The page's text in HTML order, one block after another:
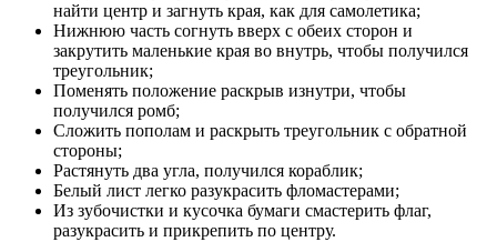
найти центр и загнуть края, как для самолетика;
Нижнюю часть согнуть вверх с обеих сторон и
закрутить маленькие края во внутрь, чтобы получился
треугольник;
Поменять положение раскрыв изнутри, чтобы
получился ромб;
Сложить пополам и раскрыть треугольник с обратной
стороны;
Растянуть два угла, получился кораблик;
Белый лист легко разукрасить фломастерами;
Из зубочистки и кусочка бумаги смастерить флаг,
разукрасить и прикрепить по центру.